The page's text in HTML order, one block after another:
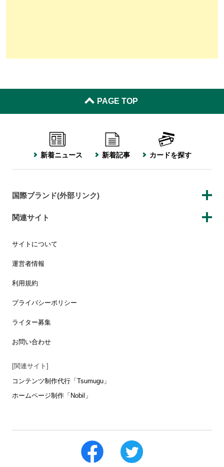
PAGE TOP
新着ニュース 新着記事 カードを探す
国際ブランド(外部リンク)
関連サイト
サイトについて
運営者情報
利用規約
プライバシーポリシー
ライター募集
お問い合わせ
[関連サイト]
コンテンツ制作代行「Tsumugu」
ホームページ制作「Nobil」